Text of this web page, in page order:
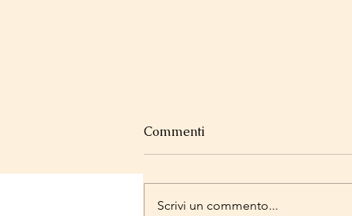
Commenti
Scrivi un commento...